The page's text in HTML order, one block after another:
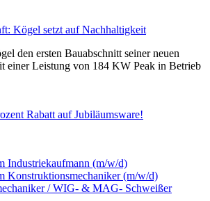
Kögel setzt auf Nachhaltigkeit
den ersten Bauabschnitt seiner neuen
einer Leistung von 184 KW Peak in Betrieb
Rabatt auf Jubiläumsware!
Industriekaufmann (m/w/d)
Konstruktionsmechaniker (m/w/d)
/ WIG- & MAG- Schweißer